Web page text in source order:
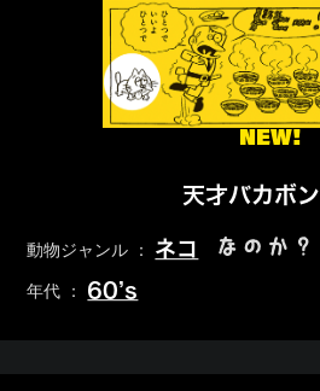
NEW!
天才バカボン
動物ジャンル ： ネコ なのか？
年代 ： 60’s